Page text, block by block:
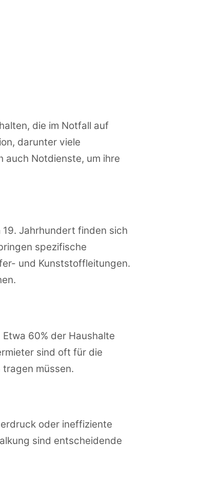
die im Notfall auf
darunter viele
auch Notdienste, um ihre
Jahrhundert finden sich
spezifische
und Kunststoffleitungen.
60% der Haushalte
sind oft für die
müssen.
oder ineffiziente
sind entscheidende